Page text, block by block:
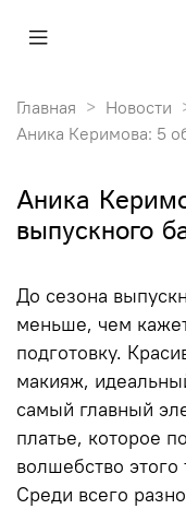
Главная
Новости
Аника Керимова: 5
Аника
выпускного
До сезона
меньше, чем
подготовку.
макияж,
самый главный
платье, которое
волшебство
Среди всего